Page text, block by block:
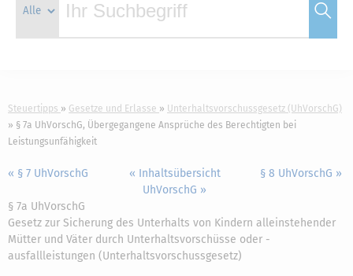

Steuertipps Gesetze und Erlasse
Unterhaltsvorschussgesetz (UhVorschG)
§ 7a UhVorschG, Übergegangene Ansprüche des Berechtigten bei
Leistungsunfähigkeit
« § 7 UhVorschG
« Inhaltsübersicht
UhVorschG »
§ 8 UhVorschG »
§ 7a UhVorschG
Gesetz zur Sicherung des Unterhalts von Kindern alleinstehender
Mütter und Väter durch Unterhaltsvorschüsse oder -
ausfallleistungen (Unterhaltsvorschussgesetz)